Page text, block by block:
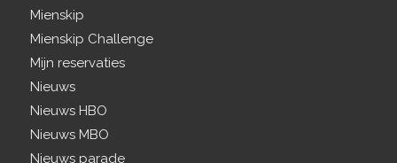
Mienskip
Mienskip Challenge
Mijn reservaties
Nieuws
Nieuws HBO
Nieuws MBO
Nieuws parade